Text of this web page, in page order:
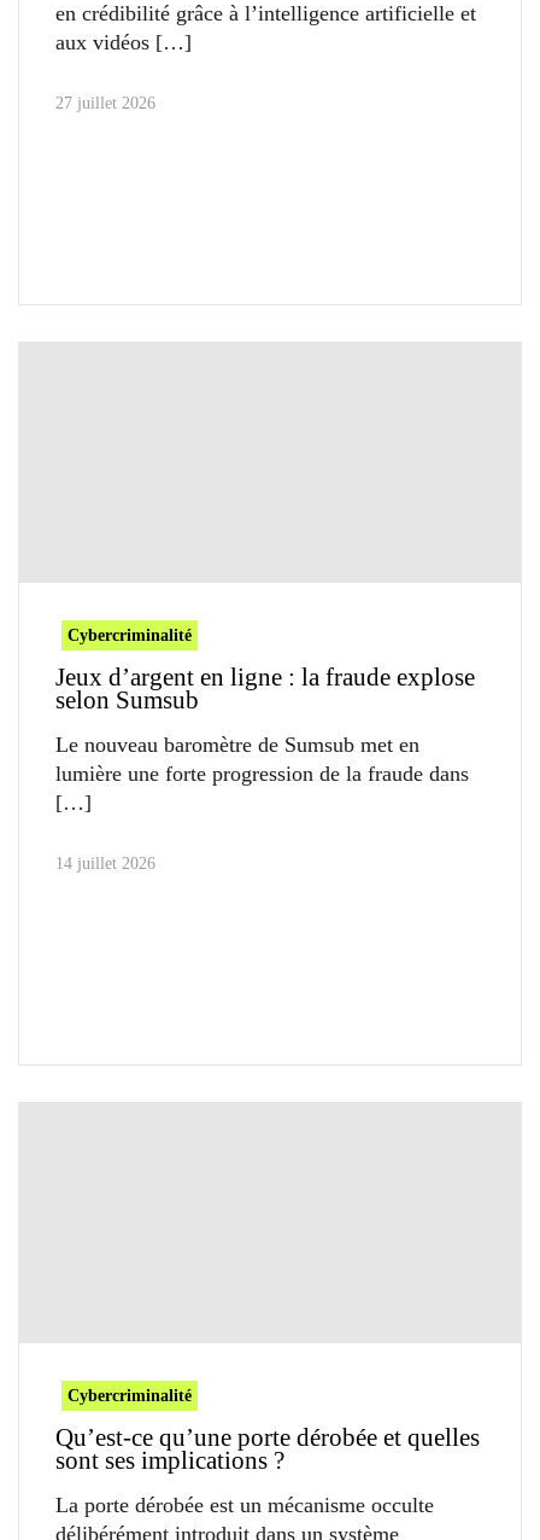
en crédibilité grâce à l’intelligence artificielle et
aux vidéos
27 juillet 2026
Cybercriminalité
Jeux d’argent en ligne : la fraude explose
selon Sumsub
Le nouveau baromètre de Sumsub met en
lumière une forte progression de la fraude dans
14 juillet 2026
Cybercriminalité
Qu’est-ce qu’une porte dérobée et quelles
sont ses implications ?
La porte dérobée est un mécanisme occulte
délibérément introduit dans un système